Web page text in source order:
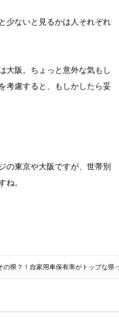
少ないと見るかは人それぞれ
大阪。ちょっと意外な気もし
考慮すると、もしかしたら妥
の東京や大阪ですが、世帯別
ね。
の県？！自家用車保有率がトップな県